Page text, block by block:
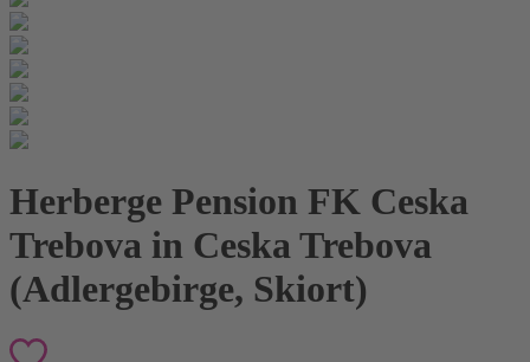
Herberge Pension FK Ceska
Trebova in Ceska Trebova
(Adlergebirge, Skiort)